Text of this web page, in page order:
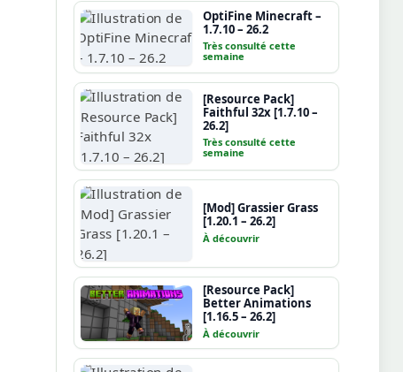
OptiFine Minecraft –
1.7.10 – 26.2
Très consulté cette
semaine
[Resource Pack]
Faithful 32x [1.7.10 –
26.2]
Très consulté cette
semaine
[Mod] Grassier Grass
[1.20.1 – 26.2]
À découvrir
[Resource Pack]
Better Animations
[1.16.5 – 26.2]
À découvrir